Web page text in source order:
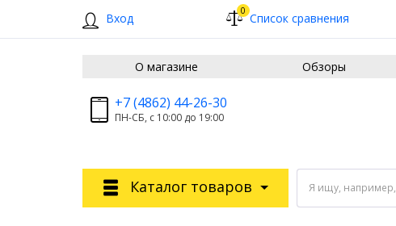
Вход 0 Список сравнения
О магазине Обзоры
+7 (4862) 44-26-30
ПН-СБ, с 10:00 до 19:00
Я ищу, например,
Каталог товаров